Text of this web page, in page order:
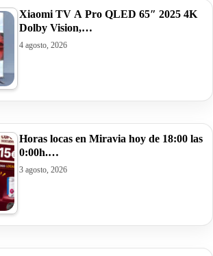
Xiaomi TV A Pro QLED 65″ 2025 4K
Dolby Vision,…
4 agosto, 2026
Horas locas en Miravia hoy de 18:00 las
0:00h.…
3 agosto, 2026